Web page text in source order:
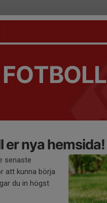
er nya hemsida!
senaste
att kunna börja
du in högst